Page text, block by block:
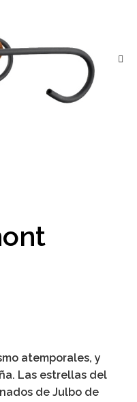
atemporales, y
Las estrellas del
de Julbo de